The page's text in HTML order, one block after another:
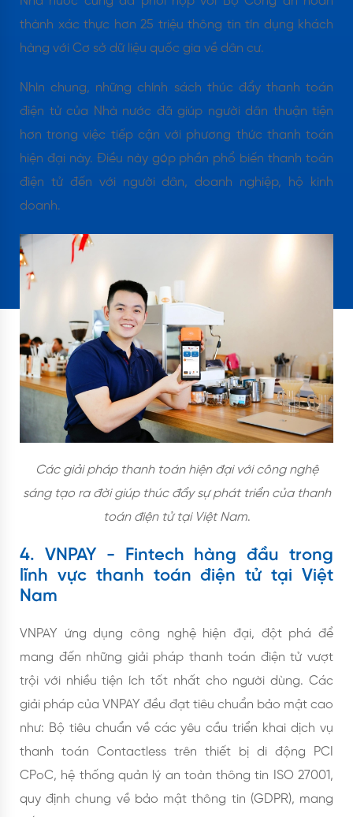
thành xác thực hơn 25 triệu thông tin tín dụng khách
hàng với Cơ sở dữ liệu quốc gia về dân cư.
Nhìn chung, những chính sách thúc đẩy thanh toán
điện tử của Nhà nước đã giúp người dân thuận tiện
hơn trong việc tiếp cận với phương thức thanh toán
hiện đại này. Điều này góp phần phổ biến thanh toán
điện tử đến với người dân, doanh nghiệp, hộ kinh
doanh.
Các giải pháp thanh toán hiện đại với công nghệ
sáng tạo ra đời giúp thúc đẩy sự phát triển của thanh
toán điện tử tại Việt Nam.
4. VNPAY - Fintech hàng đầu trong
lĩnh vực thanh toán điện tử tại Việt
Nam
VNPAY ứng dụng công nghệ hiện đại, đột phá để
mang đến những giải pháp thanh toán điện tử vượt
trội với nhiều tiện ích tốt nhất cho người dùng. Các
giải pháp của VNPAY đều đạt tiêu chuẩn bảo mật cao
như: Bộ tiêu chuẩn về các yêu cầu triển khai dịch vụ
thanh toán Contactless trên thiết bị di động PCI
CPoC, hệ thống quản lý an toàn thông tin ISO 27001,
quy định chung về bảo mật thông tin (GDPR), mang